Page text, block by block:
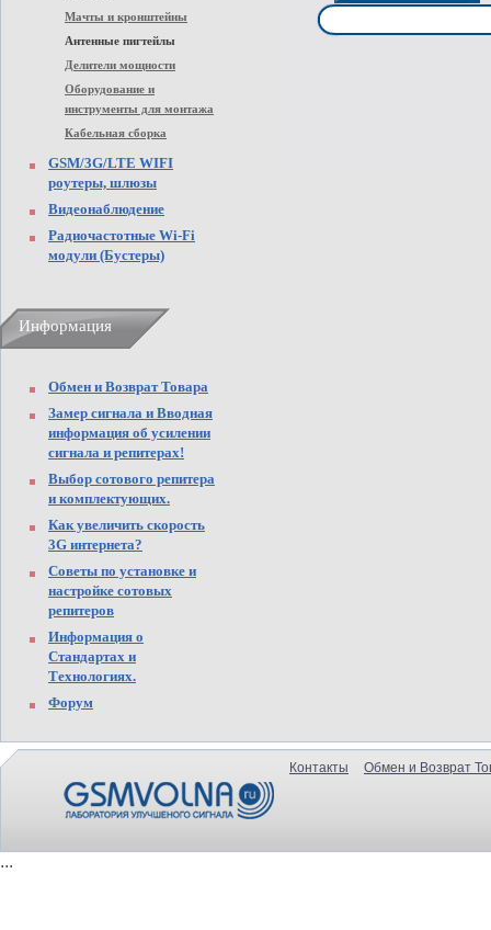
Мачты и кронштейны
Антенные пигтейлы
Делители мощности
Оборудование и
инструменты для монтажа
Кабельная сборка
GSM/3G/LTE WIFI
роутеры, шлюзы
Видеонаблюдение
Радиочастотные Wi-Fi
модули (Бустеры)
Информация
Обмен и Возврат Товара
Замер сигнала и Вводная
информация об усилении
сигнала и репитерах!
Выбор сотового репитера
и комплектующих.
Как увеличить скорость
3G интернета?
Советы по установке и
настройке сотовых
репитеров
Информация о
Стандартах и
Технологиях.
Форум
Контакты Обмен и Возврат
...